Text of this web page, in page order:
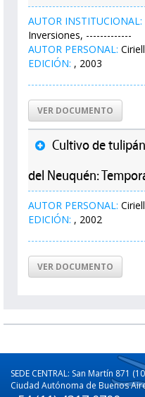
AUTOR INSTITUCIONAL:
Inversiones, -------------
AUTOR PERSONAL:
EDICIÓN: , 2003
VER DOCUMENTO
Cultivo de
del Neuquén:
AUTOR PERSONAL:
EDICIÓN: , 2002
VER DOCUMENTO
SEDE CENTRAL: San Martín 871
Ciudad Autónoma de Buenos